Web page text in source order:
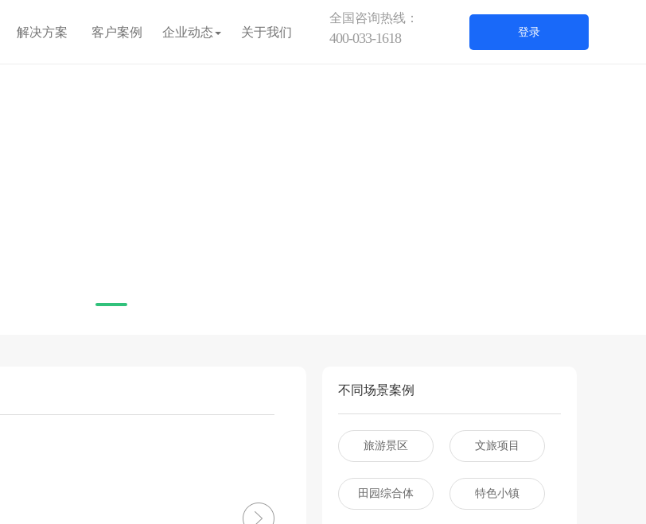
解决方案 客户案例 企业动态 关于我们
全国咨询热线：
400-033-1618 登录
不同场景案例
旅游景区 文旅项目
田园综合体 特色小镇